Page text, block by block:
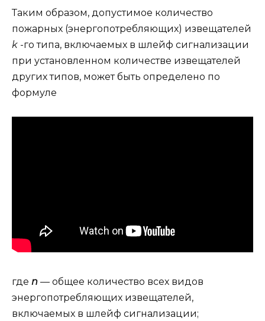
Таким образом, допустимое количество
пожарных (энергопотребляющих) извещателей
k -го типа, включаемых в шлейф сигнализации
при установленном количестве извещателей
других типов, может быть определено по
формуле
где n — общее количество всех видов
энергопотребляющих извещателей,
включаемых в шлейф сигнализации;